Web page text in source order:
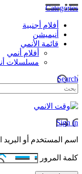
Categories
أفلام أجنبية
أنيميشن
قائمة الأنمي
أفلام أنمي
مسلسلات
Search
Sign in
اسم المستخدم أو البريد
كلمة المرور